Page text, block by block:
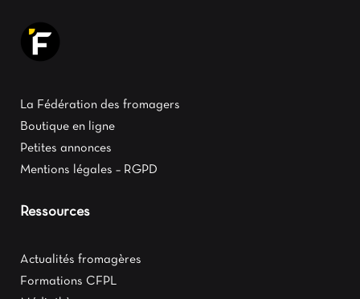
La Fédération des fromagers
Boutique en ligne
Petites annonces
Mentions légales – RGPD
Ressources
Actualités fromagères
Formations CFPL